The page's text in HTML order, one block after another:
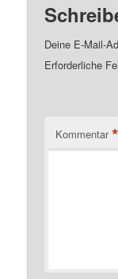
Deine E-Mail-
Erforderliche
Kommentar *